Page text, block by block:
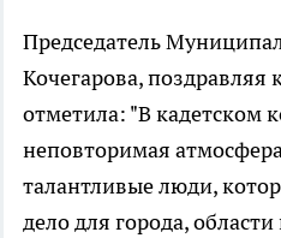
Председатель
Кочегарова, поздравляя
отметила: "В кадетском
неповторимая
талантливые люди,
дело для города,